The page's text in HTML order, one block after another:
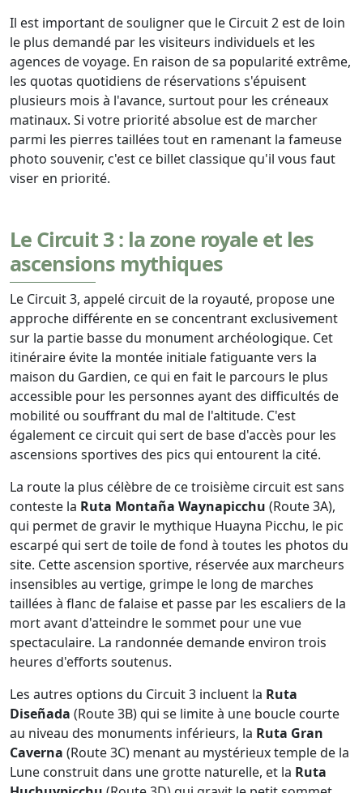
Il est important de souligner que le Circuit 2 est de loin
le plus demandé par les visiteurs individuels et les
agences de voyage. En raison de sa popularité extrême,
les quotas quotidiens de réservations s'épuisent
plusieurs mois à l'avance, surtout pour les créneaux
matinaux. Si votre priorité absolue est de marcher
parmi les pierres taillées tout en ramenant la fameuse
photo souvenir, c'est ce billet classique qu'il vous faut
viser en priorité.
Le Circuit 3 : la zone royale et les
ascensions mythiques
Le Circuit 3, appelé circuit de la royauté, propose une
approche différente en se concentrant exclusivement
sur la partie basse du monument archéologique. Cet
itinéraire évite la montée initiale fatiguante vers la
maison du Gardien, ce qui en fait le parcours le plus
accessible pour les personnes ayant des difficultés de
mobilité ou souffrant du mal de l'altitude. C'est
également ce circuit qui sert de base d'accès pour les
ascensions sportives des pics qui entourent la cité.
La route la plus célèbre de ce troisième circuit est sans
conteste la Ruta Montaña Waynapicchu (Route 3A),
qui permet de gravir le mythique Huayna Picchu, le pic
escarpé qui sert de toile de fond à toutes les photos du
site. Cette ascension sportive, réservée aux marcheurs
insensibles au vertige, grimpe le long de marches
taillées à flanc de falaise et passe par les escaliers de la
mort avant d'atteindre le sommet pour une vue
spectaculaire. La randonnée demande environ trois
heures d'efforts soutenus.
Les autres options du Circuit 3 incluent la Ruta
Diseñada (Route 3B) qui se limite à une boucle courte
au niveau des monuments inférieurs, la Ruta Gran
Caverna (Route 3C) menant au mystérieux temple de la
Lune construit dans une grotte naturelle, et la Ruta